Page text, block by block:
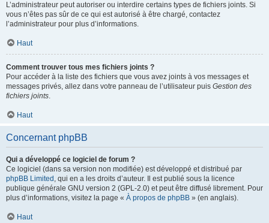
L’administrateur peut autoriser ou interdire certains types de fichiers joints. Si
vous n’êtes pas sûr de ce qui est autorisé à être chargé, contactez
l’administrateur pour plus d’informations.
Haut
Comment trouver tous mes fichiers joints ?
Pour accéder à la liste des fichiers que vous avez joints à vos messages et
messages privés, allez dans votre panneau de l’utilisateur puis Gestion des
fichiers joints.
Haut
Concernant phpBB
Qui a développé ce logiciel de forum ?
Ce logiciel (dans sa version non modifiée) est développé et distribué par
phpBB Limited , qui en a les droits d’auteur. Il est publié sous la licence
publique générale GNU version 2 (GPL-2.0) et peut être diffusé librement. Pour
plus d’informations, visitez la page « À propos de phpBB » (en anglais).
Haut